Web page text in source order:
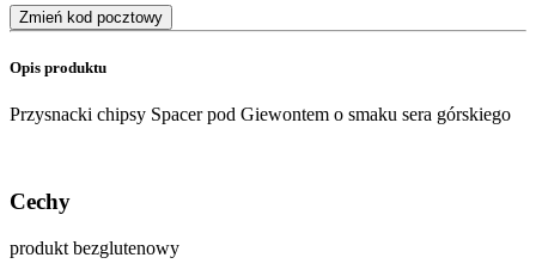
Zmień kod pocztowy
Opis produktu
Przysnacki chipsy Spacer pod Giewontem o smaku sera górskiego
Cechy
produkt bezglutenowy